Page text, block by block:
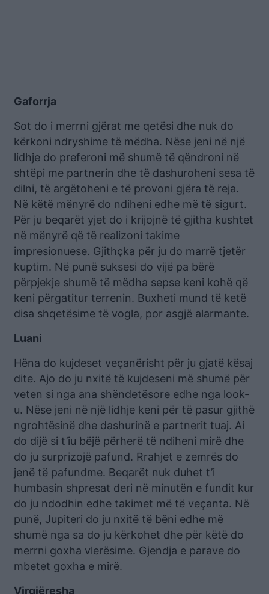
Gaforrja
Sot do i merrni gjërat me qetësi dhe nuk do
kërkoni ndryshime të mëdha. Nëse jeni në një
lidhje do preferoni më shumë të qëndroni në
shtëpi me partnerin dhe të dashuroheni sesa të
dilni, të argëtoheni e të provoni gjëra të reja.
Në këtë mënyrë do ndiheni edhe më të sigurt.
Për ju beqarët yjet do i krijojnë të gjitha kushtet
në mënyrë që të realizoni takime
impresionuese. Gjithçka për ju do marrë tjetër
kuptim. Në punë suksesi do vijë pa bërë
përpjekje shumë të mëdha sepse keni kohë që
keni përgatitur terrenin. Buxheti mund të ketë
disa shqetësime të vogla, por asgjë alarmante.
Luani
Hëna do kujdeset veçanërisht për ju gjatë kësaj
dite. Ajo do ju nxitë të kujdeseni më shumë për
veten si nga ana shëndetësore edhe nga look-
u. Nëse jeni në një lidhje keni për të pasur gjithë
ngrohtësinë dhe dashurinë e partnerit tuaj. Ai
do dijë si t’iu bëjë përherë të ndiheni mirë dhe
do ju surprizojë pafund. Rrahjet e zemrës do
jenë të pafundme. Beqarët nuk duhet t’i
humbasin shpresat deri në minutën e fundit kur
do ju ndodhin edhe takimet më të veçanta. Në
punë, Jupiteri do ju nxitë të bëni edhe më
shumë nga sa do ju kërkohet dhe për këtë do
merrni goxha vlerësime. Gjendja e parave do
mbetet goxha e mirë.
Virgjëresha